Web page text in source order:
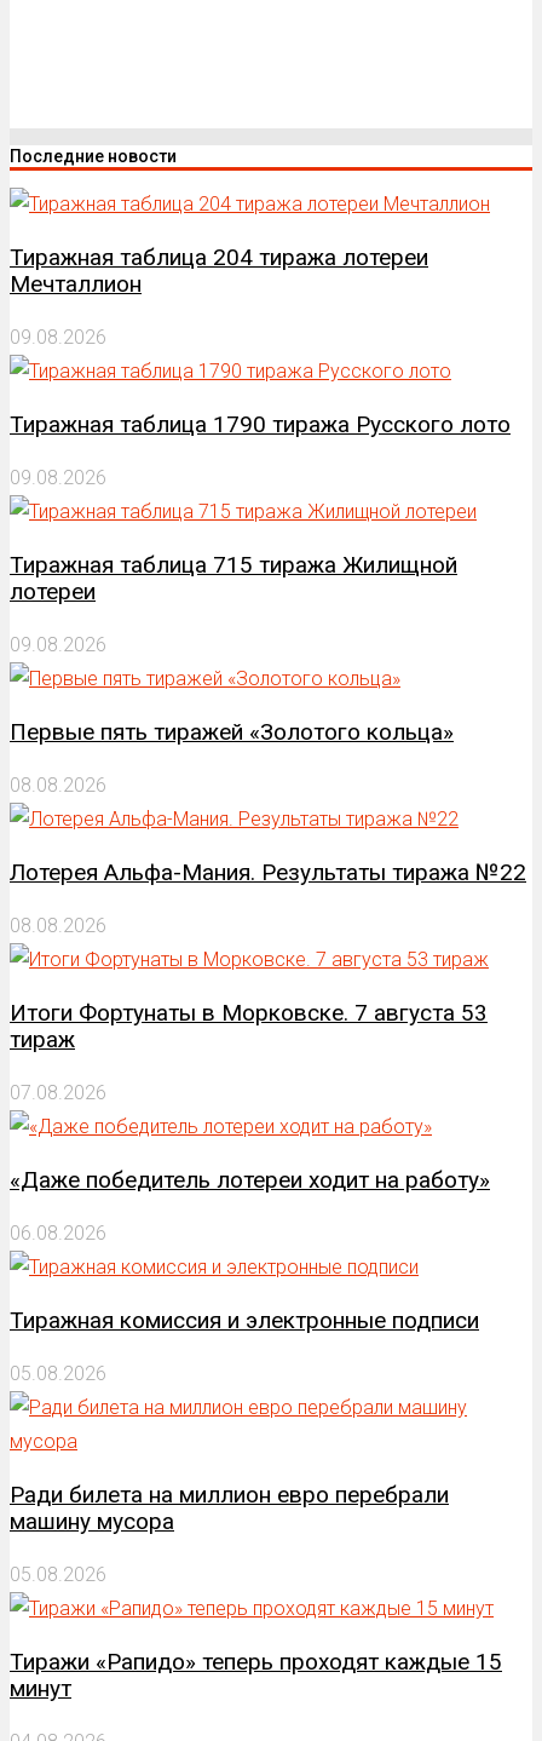
Последние новости
Тиражная таблица 204 тиража лотереи
Мечталлион
09.08.2026
Тиражная таблица 1790 тиража Русского лото
09.08.2026
Тиражная таблица 715 тиража Жилищной
лотереи
09.08.2026
Первые пять тиражей «Золотого кольца»
08.08.2026
Лотерея Альфа-Мания. Результаты тиража №22
08.08.2026
Итоги Фортунаты в Морковске. 7 августа 53
тираж
07.08.2026
«Даже победитель лотереи ходит на работу»
06.08.2026
Тиражная комиссия и электронные подписи
05.08.2026
Ради билета на миллион евро перебрали
машину мусора
05.08.2026
Тиражи «Рапидо» теперь проходят каждые 15
минут